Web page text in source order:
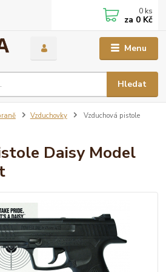
Menu
Hledat
0 ks
za 0 Kč
Vzduchovky
Vzduchová pistole
Daisy Model